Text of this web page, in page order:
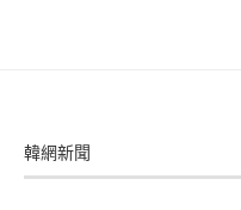
韓網新聞